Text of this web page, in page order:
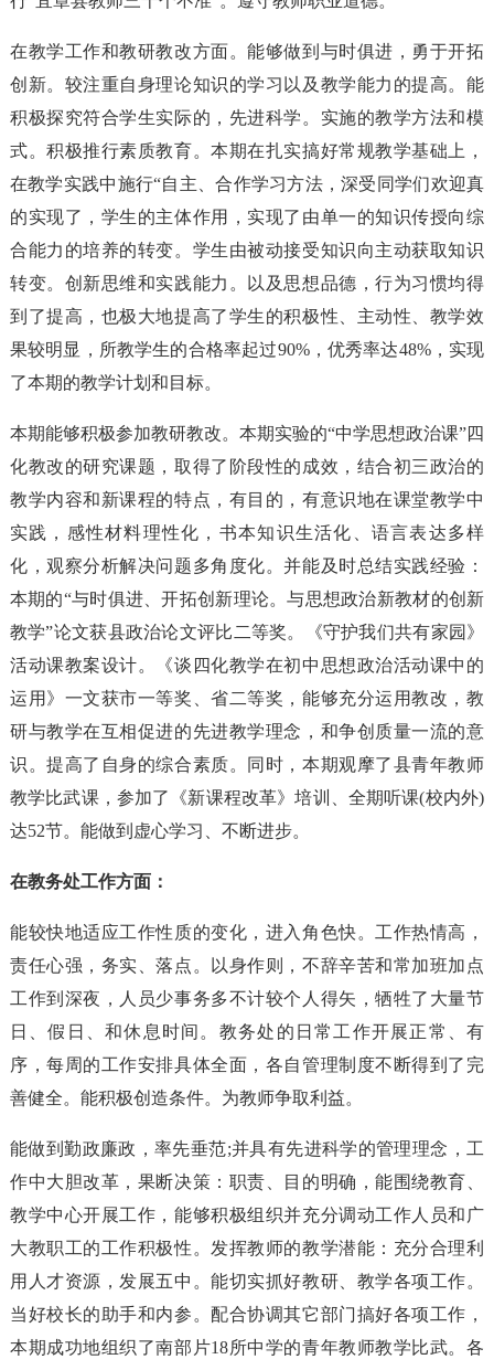
在教学工作和教研教改方面。能够做到与时俱进，勇于开拓
创新。较注重自身理论知识的学习以及教学能力的提高。能
积极探究符合学生实际的，先进科学。实施的教学方法和模
式。积极推行素质教育。本期在扎实搞好常规教学基础上，
在教学实践中施行“自主、合作学习方法，深受同学们欢迎真
的实现了，学生的主体作用，实现了由单一的知识传授向综
合能力的培养的转变。学生由被动接受知识向主动获取知识
转变。创新思维和实践能力。以及思想品德，行为习惯均得
到了提高，也极大地提高了学生的积极性、主动性、教学效
果较明显，所教学生的合格率起过90%，优秀率达48%，实现
了本期的教学计划和目标。
本期能够积极参加教研教改。本期实验的“中学思想政治课”四
化教改的研究课题，取得了阶段性的成效，结合初三政治的
教学内容和新课程的特点，有目的，有意识地在课堂教学中
实践，感性材料理性化，书本知识生活化、语言表达多样
化，观察分析解决问题多角度化。并能及时总结实践经验：
本期的“与时俱进、开拓创新理论。与思想政治新教材的创新
教学”论文获县政治论文评比二等奖。《守护我们共有家园》
活动课教案设计。《谈四化教学在初中思想政治活动课中的
运用》一文获市一等奖、省二等奖，能够充分运用教改，教
研与教学在互相促进的先进教学理念，和争创质量一流的意
识。提高了自身的综合素质。同时，本期观摩了县青年教师
教学比武课，参加了《新课程改革》培训、全期听课(校内外)
达52节。能做到虚心学习、不断进步。
在教务处工作方面：
能较快地适应工作性质的变化，进入角色快。工作热情高，
责任心强，务实、落点。以身作则，不辞辛苦和常加班加点
工作到深夜，人员少事务多不计较个人得矢，牺牲了大量节
日、假日、和休息时间。教务处的日常工作开展正常、有
序，每周的工作安排具体全面，各自管理制度不断得到了完
善健全。能积极创造条件。为教师争取利益。
能做到勤政廉政，率先垂范;并具有先进科学的管理理念，工
作中大胆改革，果断决策：职责、目的明确，能围绕教育、
教学中心开展工作，能够积极组织并充分调动工作人员和广
大教职工的工作积极性。发挥教师的教学潜能：充分合理利
用人才资源，发展五中。能切实抓好教研、教学各项工作。
当好校长的助手和内参。配合协调其它部门搞好各项工作，
本期成功地组织了南部片18所中学的青年教师教学比武。各